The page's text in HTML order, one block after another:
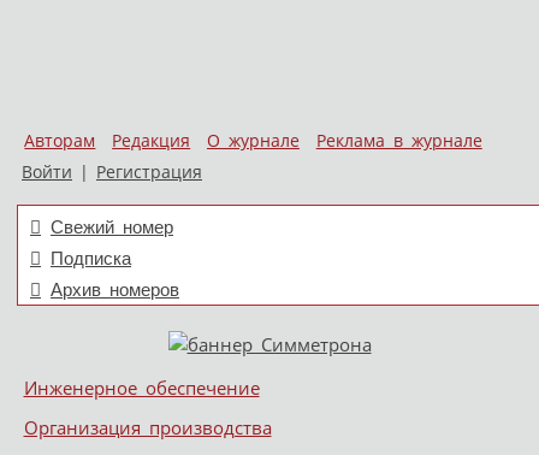
Авторам Редакция О журнале
Реклама в журнале
Войти | Регистрация
Свежий номер
Подписка
Архив номеров
Меню
Skip to content
Инженерное обеспечение
Организация производства